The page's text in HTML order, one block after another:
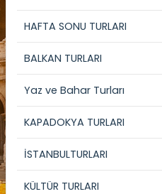
HAFTA SONU TURLARI
BALKAN TURLARI
Yaz ve Bahar Turları
KAPADOKYA TURLARI
İSTANBULTURLARI
KÜLTÜR TURLARI